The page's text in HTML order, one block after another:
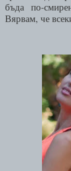
бъда по-
Вярвам, че